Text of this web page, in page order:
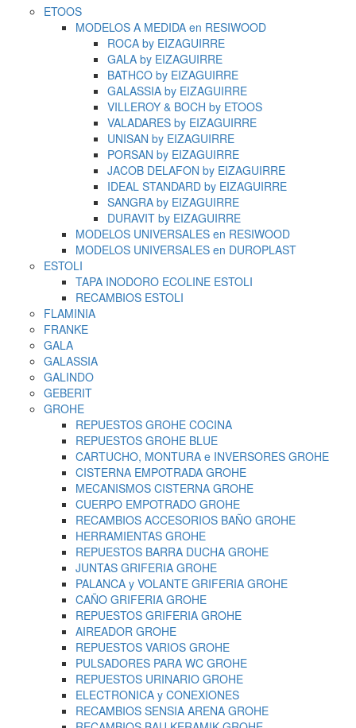
ETOOS
MODELOS A MEDIDA en RESIWOOD
ROCA by EIZAGUIRRE
GALA by EIZAGUIRRE
BATHCO by EIZAGUIRRE
GALASSIA by EIZAGUIRRE
VILLEROY & BOCH by ETOOS
VALADARES by EIZAGUIRRE
UNISAN by EIZAGUIRRE
PORSAN by EIZAGUIRRE
JACOB DELAFON by EIZAGUIRRE
IDEAL STANDARD by EIZAGUIRRE
SANGRA by EIZAGUIRRE
DURAVIT by EIZAGUIRRE
MODELOS UNIVERSALES en RESIWOOD
MODELOS UNIVERSALES en DUROPLAST
ESTOLI
TAPA INODORO ECOLINE ESTOLI
RECAMBIOS ESTOLI
FLAMINIA
FRANKE
GALA
GALASSIA
GALINDO
GEBERIT
GROHE
REPUESTOS GROHE COCINA
REPUESTOS GROHE BLUE
CARTUCHO, MONTURA e INVERSORES GROHE
CISTERNA EMPOTRADA GROHE
MECANISMOS CISTERNA GROHE
CUERPO EMPOTRADO GROHE
RECAMBIOS ACCESORIOS BAÑO GROHE
HERRAMIENTAS GROHE
REPUESTOS BARRA DUCHA GROHE
JUNTAS GRIFERIA GROHE
PALANCA y VOLANTE GRIFERIA GROHE
CAÑO GRIFERIA GROHE
REPUESTOS GRIFERIA GROHE
AIREADOR GROHE
REPUESTOS VARIOS GROHE
PULSADORES PARA WC GROHE
REPUESTOS URINARIO GROHE
ELECTRONICA y CONEXIONES
RECAMBIOS SENSIA ARENA GROHE